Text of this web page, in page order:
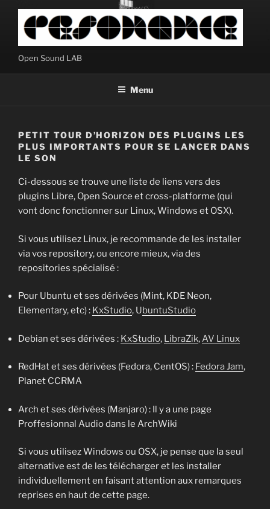
Aller
contenu
Open Sound LAB
Menu
PETIT TOUR D’HORIZON DES PLUGINS LES
PLUS IMPORTANTS POUR SE LANCER DANS
LE SON
Ci-dessous se trouve une liste de liens vers des
plugins Libre, Open Source et cross-platforme (qui
vont donc fonctionner sur Linux, Windows et OSX).
Si vous utilisez Linux, je recommande de les installer
via vos repository, ou encore mieux, via des
repositories spécialisé :
Pour Ubuntu et ses dérivées (Mint, KDE Neon,
Elementary, etc) : KxStudio, UbuntuStudio
Debian et ses dérivées : KxStudio, LibraZik,AV Linux
RedHat et ses dérivées (Fedora, CentOS) : Fedora Jam,
Planet CCRMA
Arch et ses dérivées (Manjaro) : Il y a une page
Proffesionnal Audio dans le ArchWiki
Si vous utilisez Windows ou OSX, je pense que la seul
alternative est de les télécharger et les installer
individuellement en faisant attention aux remarques
reprises en haut de cette page.